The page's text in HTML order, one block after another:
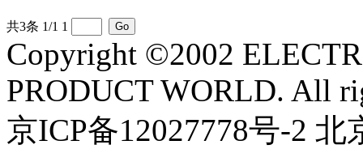
共3条 1/1 1
Copyright ©2002
PRODUCT WORLD. All
京ICP备12027778号-2